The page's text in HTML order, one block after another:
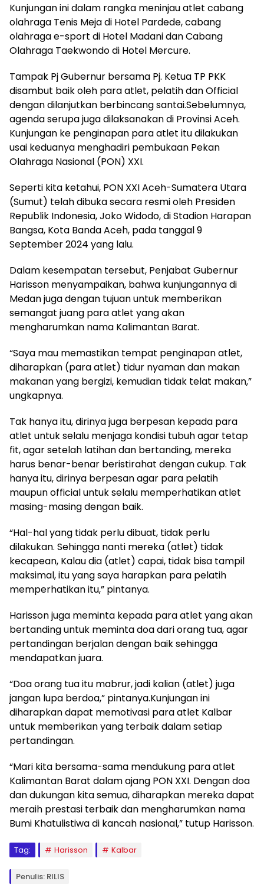
Kunjungan ini dalam rangka meninjau atlet cabang
olahraga Tenis Meja di Hotel Pardede, cabang
olahraga e-sport di Hotel Madani dan Cabang
Olahraga Taekwondo di Hotel Mercure.
Tampak Pj Gubernur bersama Pj. Ketua TP PKK
disambut baik oleh para atlet, pelatih dan Official
dengan dilanjutkan berbincang santai.Sebelumnya,
agenda serupa juga dilaksanakan di Provinsi Aceh.
Kunjungan ke penginapan para atlet itu dilakukan
usai keduanya menghadiri pembukaan Pekan
Olahraga Nasional (PON) XXI.
Seperti kita ketahui, PON XXI Aceh-Sumatera Utara
(Sumut) telah dibuka secara resmi oleh Presiden
Republik Indonesia, Joko Widodo, di Stadion Harapan
Bangsa, Kota Banda Aceh, pada tanggal 9
September 2024 yang lalu.
Dalam kesempatan tersebut, Penjabat Gubernur
Harisson menyampaikan, bahwa kunjungannya di
Medan juga dengan tujuan untuk memberikan
semangat juang para atlet yang akan
mengharumkan nama Kalimantan Barat.
“Saya mau memastikan tempat penginapan atlet,
diharapkan (para atlet) tidur nyaman dan makan
makanan yang bergizi, kemudian tidak telat makan,”
ungkapnya.
Tak hanya itu, dirinya juga berpesan kepada para
atlet untuk selalu menjaga kondisi tubuh agar tetap
fit, agar setelah latihan dan bertanding, mereka
harus benar-benar beristirahat dengan cukup. Tak
hanya itu, dirinya berpesan agar para pelatih
maupun official untuk selalu memperhatikan atlet
masing-masing dengan baik.
“Hal-hal yang tidak perlu dibuat, tidak perlu
dilakukan. Sehingga nanti mereka (atlet) tidak
kecapean, Kalau dia (atlet) capai, tidak bisa tampil
maksimal, itu yang saya harapkan para pelatih
memperhatikan itu,” pintanya.
Harisson juga meminta kepada para atlet yang akan
bertanding untuk meminta doa dari orang tua, agar
pertandingan berjalan dengan baik sehingga
mendapatkan juara.
“Doa orang tua itu mabrur, jadi kalian (atlet) juga
jangan lupa berdoa,” pintanya.Kunjungan ini
diharapkan dapat memotivasi para atlet Kalbar
untuk memberikan yang terbaik dalam setiap
pertandingan.
“Mari kita bersama-sama mendukung para atlet
Kalimantan Barat dalam ajang PON XXI. Dengan doa
dan dukungan kita semua, diharapkan mereka dapat
meraih prestasi terbaik dan mengharumkan nama
Bumi Khatulistiwa di kancah nasional,” tutup Harisson.
Tag: Harisson Kalbar
Penulis: RILIS